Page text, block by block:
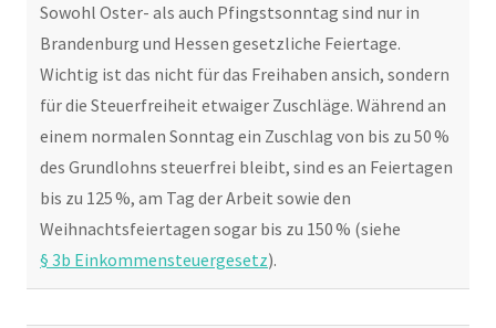
Sowohl Oster- als auch Pfingstsonntag sind nur in
Brandenburg und Hessen gesetzliche Feiertage.
Wichtig ist das nicht für das Freihaben ansich, sondern
für die Steuerfreiheit etwaiger Zuschläge. Während an
einem normalen Sonntag ein Zuschlag von bis zu 50 %
des Grundlohns steuerfrei bleibt, sind es an Feiertagen
bis zu 125 %, am Tag der Arbeit sowie den
Weihnachtsfeiertagen sogar bis zu 150 % (siehe
§ 3b Einkommensteuergesetz).